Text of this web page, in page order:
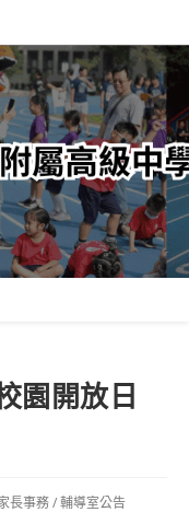
園開放日
長事務/輔導室公告